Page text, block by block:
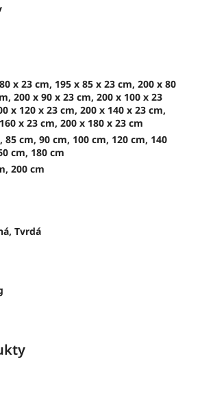
x 23 cm, 195 x 85 x 23 cm, 200 x 80
200 x 90 x 23 cm, 200 x 100 x 23
x 120 x 23 cm, 200 x 140 x 23 cm,
x 23 cm, 200 x 180 x 23 cm
85 cm, 90 cm, 100 cm, 120 cm, 140
cm, 180 cm
200 cm
Tvrdá